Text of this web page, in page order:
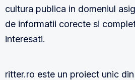
cultura publica in domeniul
de informatii corecte si
interesati.
ritter.ro este un proiect unic